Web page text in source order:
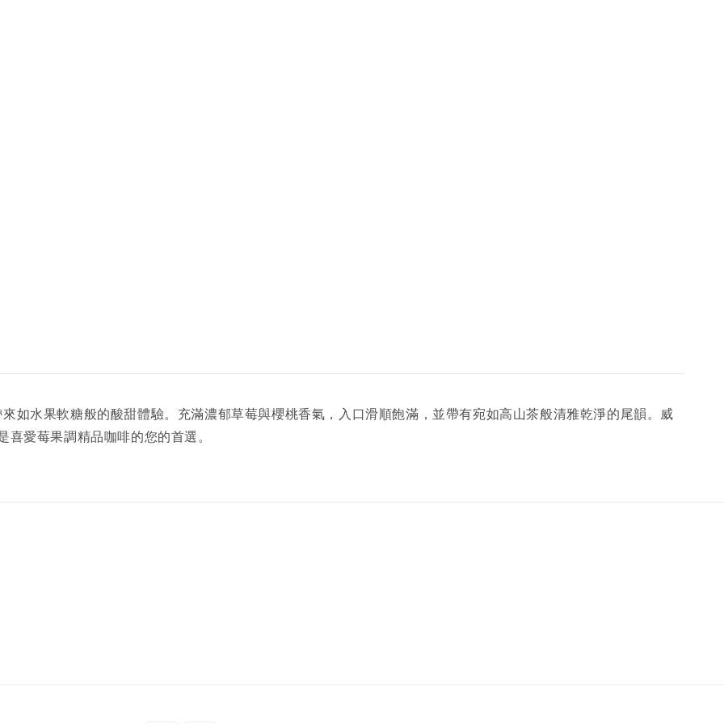
如水果軟糖般的酸甜體驗。充滿濃郁草莓與櫻桃香氣，入口滑順飽滿，並帶有宛如高山茶般清雅乾淨的尾韻。威
愛莓果調精品咖啡的您的首選。